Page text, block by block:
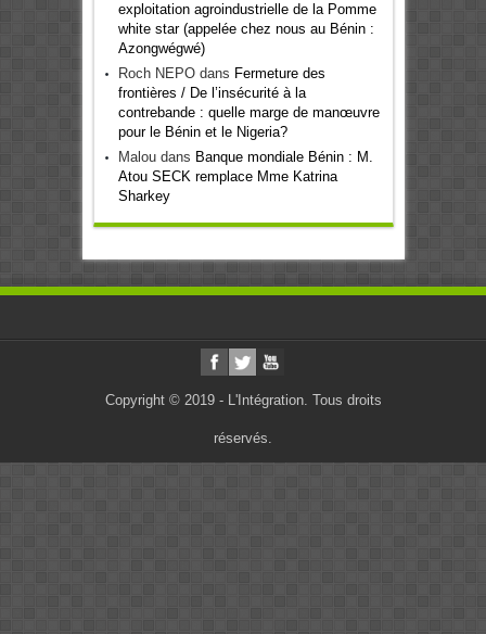
exploitation agroindustrielle de la Pomme
white star (appelée chez nous au Bénin :
Azongwégwé)
Roch NEPOdans Fermeture des
frontières / De l’insécurité à la
contrebande : quelle marge de manœuvre
pour le Bénin et le Nigeria?
Maloudans Banque mondiale Bénin : M.
Atou SECK remplace Mme Katrina
Sharkey
Copyright © 2019 - L'Intégration. Tous droits
réservés.